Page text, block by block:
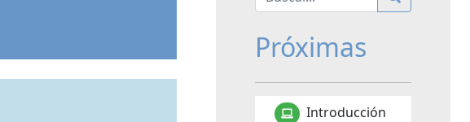
Próximas
Introducción